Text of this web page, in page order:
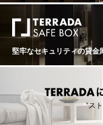
ルーツ
ロマ。
細なノ
感の
バラン
めくくられる。 ■2013
常によ
過去30
は、
堅牢なセキュリティの貸金
“ス